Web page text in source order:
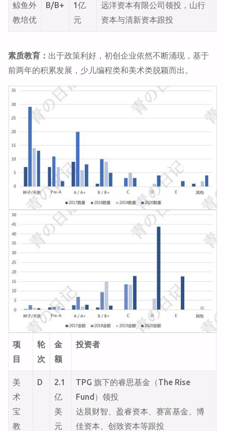
鲸鱼外
教培优
B/B+
1亿
元
远洋资本有限公司领投，山行
资本与清新资本跟投
素质教育： 出于政策利好，初创企业依然不断涌现，基于
前两年的积累发展，少儿编程类和美术类脱颖而出。
项
目
轮
次
金
额
投资者
美
术
宝
教
D
2.1
亿
美
元
TPG 旗下的睿思基金（The Rise
Fund）领投
达晨财智、盈睿资本、赛富基金、博
佳资本、创致资本等跟投